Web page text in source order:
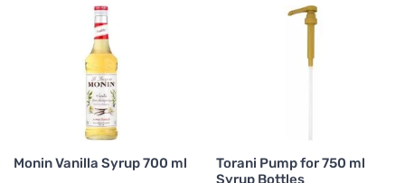
Monin Vanilla Syrup 700 ml
Torani Pump for 750 ml
Syrup Bottles